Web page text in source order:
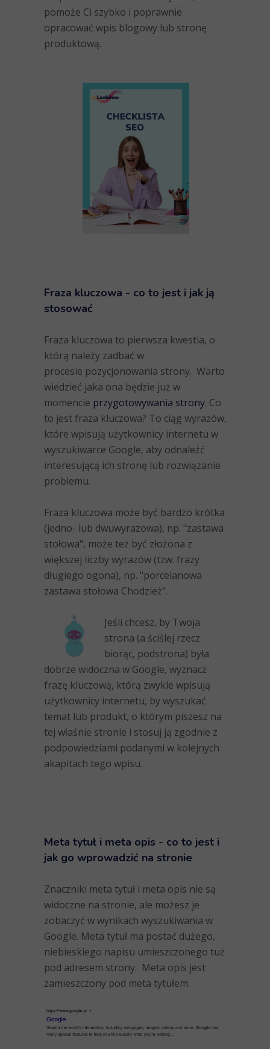
pomoże Ci szybko i poprawnie
opracować wpis blogowy lub stronę
produktową.
Fraza kluczowa - co to jest i jak ją
stosować
Fraza kluczowa to pierwsza kwestia, o
którą należy zadbać w
procesie pozycjonowania strony. Warto
wiedzieć jaka ona będzie już w
momencie przygotowywania strony. Co
to jest fraza kluczowa? To ciąg wyrazów,
które wpisują użytkownicy internetu w
wyszukiwarce Google, aby odnaleźć
interesującą ich stronę lub rozwiązanie
problemu.
Fraza kluczowa może być bardzo krótka
(jedno- lub dwuwyrazowa), np. "zastawa
stołowa", może też być złożona z
większej liczby wyrazów (tzw. frazy
długiego ogona), np. "porcelanowa
zastawa stołowa Chodzież".
Jeśli chcesz, by Twoja
strona (a ściślej rzecz
biorąc, podstrona) była
dobrze widoczna w Google, wyznacz
frazę kluczową, którą zwykle wpisują
użytkownicy internetu, by wyszukać
temat lub produkt, o którym piszesz na
tej właśnie stronie i stosuj ją zgodnie z
podpowiedziami podanymi w kolejnych
akapitach tego wpisu.
Meta tytuł i meta opis - co to jest i
jak go wprowadzić na stronie
Znaczniki meta tytuł i meta opis nie są
widoczne na stronie, ale możesz je
zobaczyć w wynikach wyszukiwania w
Google. Meta tytuł ma postać dużego,
niebieskiego napisu umieszczonego tuż
pod adresem strony. Meta opis jest
zamieszczony pod meta tytułem.